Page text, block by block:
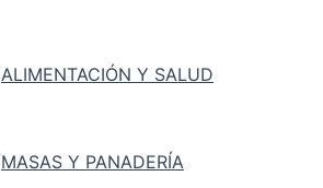
ALIMENTACIÓN Y SALUD
MASAS Y PANADERÍA